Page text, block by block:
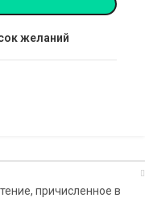
желаний
причисленное в